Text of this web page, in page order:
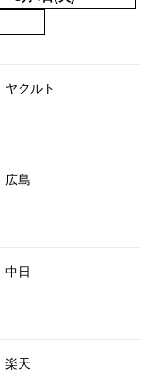
ヤクルト
広島
中日
楽天